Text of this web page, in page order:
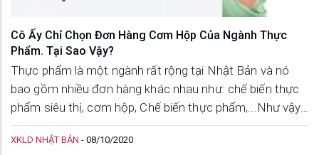
Cô Ấy Chỉ Chọn Đơn Hàng Cơm Hộp Của Ngành Thực
Phẩm. Tại Sao Vậy?
Thực phẩm là một ngành rất rộng tại Nhật Bản và nó
bao gồm nhiều đơn hàng khác nhau như: chế biến thực
phẩm siêu thị, cơm hộp, Chế biến thực phẩm,...Như vậy,
cơm hộp chỉ là một ngách nhỏ trong đơn hàng thực
phẩm. Nhưng tại sao ai nấy cũng đều chọn ngành này?
XKLD NHẬT BẢN - 08/10/2020